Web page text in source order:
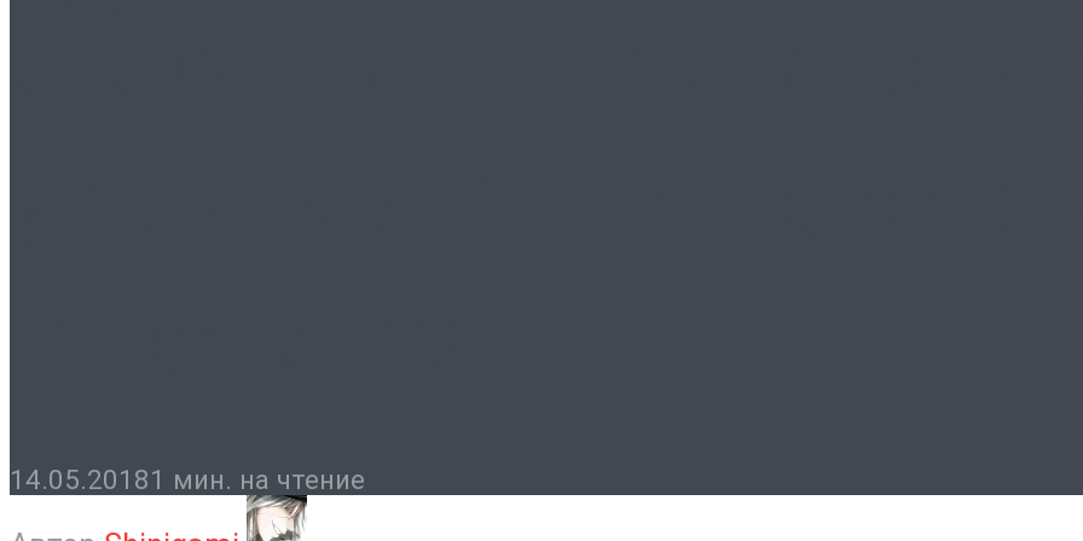
14.05.20181 мин. на чтение